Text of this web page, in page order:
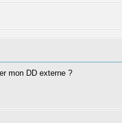
mon DD externe ?